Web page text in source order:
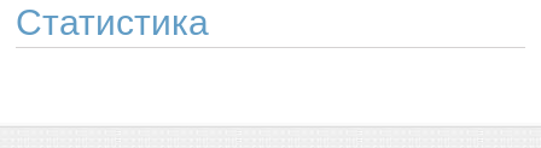
Статистика